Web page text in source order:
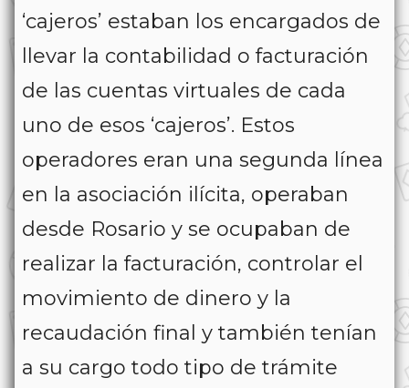
‘cajeros’ estaban los encargados de
llevar la contabilidad o facturación
de las cuentas virtuales de cada
uno de esos ‘cajeros’. Estos
operadores eran una segunda línea
en la asociación ilícita, operaban
desde Rosario y se ocupaban de
realizar la facturación, controlar el
movimiento de dinero y la
recaudación final y también tenían
a su cargo todo tipo de trámite